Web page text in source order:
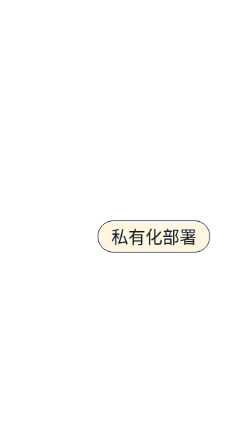
私有化部署